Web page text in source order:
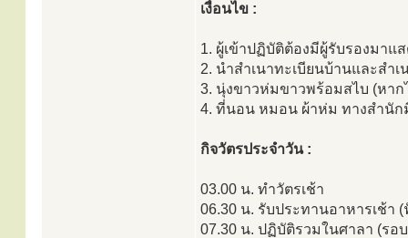
เงื่อนไข :
1. ผู้เข้าปฏิบัติต้องมีผู้รับรองมาแ
2. นำสำเนาทะเบียนบ้านและสำ
3. นุ่งขาวห่มขาวพร้อมสไบ (หา
4. ที่นอน หมอน ผ้าห่ม ทางสำนัก
กิจวัตรประจำวัน :
03.00 น. ทำวัตรเช้า
06.30 น. รับประทานอาหารเช้า (
07.30 น. ปฏิบัติรวมในศาลา (รอ